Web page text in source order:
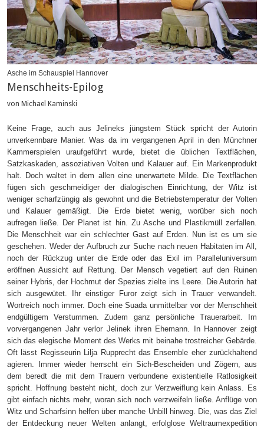
Asche im Schauspiel Hannover
Menschheits-Epilog
von Michael Kaminski
Keine Frage, auch aus Jelineks jüngstem Stück spricht der Autorin
unverkennbare Manier. Was da im vergangenen April in den Münchner
Kammerspielen uraufgeführt wurde, bietet die üblichen Textflächen,
Satzkaskaden, assoziativen Volten und Kalauer auf. Ein Markenprodukt
halt. Doch waltet in dem allen eine unerwartete Milde. Die Textflächen
fügen sich geschmeidiger der dialogischen Einrichtung, der Witz ist
weniger scharfzüngig als gewohnt und die Betriebstemperatur der Volten
und Kalauer gemäßigt. Die Erde bietet wenig, worüber sich noch
aufregen ließe. Der Planet ist hin. Zu Asche und Plastikmüll zerfallen.
Die Menschheit war ein schlechter Gast auf Erden. Nun ist es um sie
geschehen. Weder der Aufbruch zur Suche nach neuen Habitaten im All,
noch der Rückzug unter die Erde oder das Exil im Paralleluniversum
eröffnen Aussicht auf Rettung. Der Mensch vegetiert auf den Ruinen
seiner Hybris, der Hochmut der Spezies zielte ins Leere. Die Autorin hat
sich ausgewütet. Ihr einstiger Furor zeigt sich in Trauer verwandelt.
Wortreich noch immer. Doch eine Suada unmittelbar vor der Menschheit
endgültigem Verstummen. Zudem ganz persönliche Trauerarbeit. Im
vorvergangenen Jahr verlor Jelinek ihren Ehemann. In Hannover zeigt
sich das elegische Moment des Werks mit beinahe trostreicher Gebärde.
Oft lässt Regisseurin Lilja Rupprecht das Ensemble eher zurückhaltend
agieren. Immer wieder herrscht ein Sich-Bescheiden und Zögern, aus
dem beredt die mit dem Trauern verbundene existentielle Ratlosigkeit
spricht. Hoffnung besteht nicht, doch zur Verzweiflung kein Anlass. Es
gibt einfach nichts mehr, woran sich noch verzweifeln ließe. Anflüge von
Witz und Scharfsinn helfen über manche Unbill hinweg. Die, was das Ziel
der Entdeckung neuer Welten anlangt, erfolglose Weltraumexpedition